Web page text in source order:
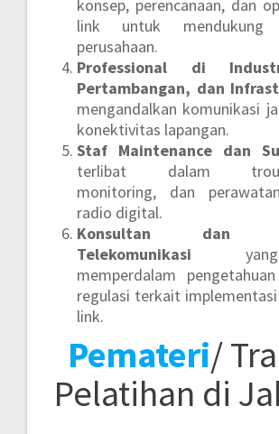
konsep, perencanaan, dan
link untuk mendukung
perusahaan.
Professional di
Pertambangan, dan
mengandalkan komunikasi
konektivitas lapangan.
Staf Maintenance dan
terlibat dalam
monitoring, dan
radio digital.
Konsultan dan
Telekomunikasi
memperdalam
regulasi terkait
link.
Pemateri/
Pelatihan di